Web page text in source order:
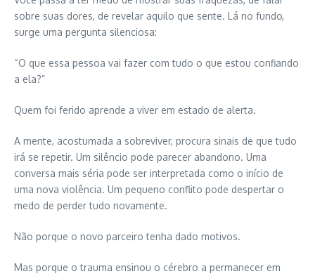
sobre suas dores, de revelar aquilo que sente. Lá no fundo,
surge uma pergunta silenciosa:
“O que essa pessoa vai fazer com tudo o que estou confiando
a ela?”
Quem foi ferido aprende a viver em estado de alerta.
A mente, acostumada a sobreviver, procura sinais de que tudo
irá se repetir. Um silêncio pode parecer abandono. Uma
conversa mais séria pode ser interpretada como o início de
uma nova violência. Um pequeno conflito pode despertar o
medo de perder tudo novamente.
Não porque o novo parceiro tenha dado motivos.
Mas porque o trauma ensinou o cérebro a permanecer em